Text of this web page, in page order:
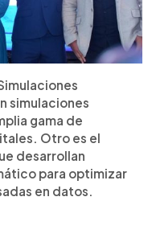
simulaciones
gama de
Otro es el
desarrollan
para optimizar
en datos.